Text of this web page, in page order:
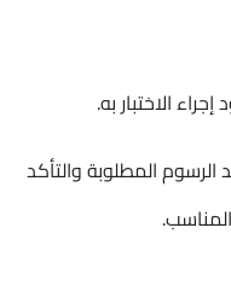
الاختبار به.
المطلوبة والتأكد